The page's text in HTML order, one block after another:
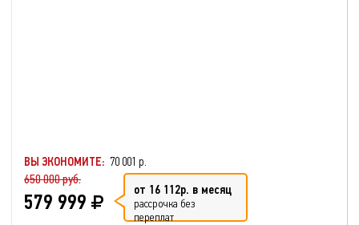
ВЫ ЭКОНОМИТЕ: 70 001 р.
650 000 руб.
579 999 от 16 112р. в месяц
рассрочка без
переплат